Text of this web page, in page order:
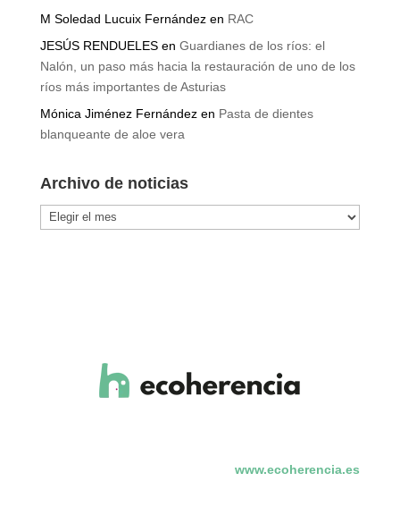
M Soledad Lucuix Fernándezen RAC
JESÚS RENDUELESen Guardianes de los ríos: el
Nalón, un paso más hacia la restauración de uno de los
ríos más importantes de Asturias
Mónica Jiménez Fernándezen Pasta de dientes
blanqueante de aloe vera
Archivo de noticias
Archivo
de
www.ecoherencia.es